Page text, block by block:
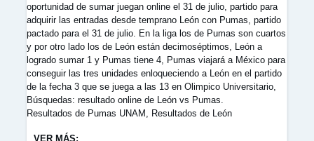
oportunidad de sumar juegan online el 31 de julio, partido para
adquirir las entradas desde temprano León con Pumas, partido
pactado para el 31 de julio. En la liga los de Pumas son cuartos
y por otro lado los de León están decimoséptimos, León a
logrado sumar 1 y Pumas tiene 4, Pumas viajará a México para
conseguir las tres unidades enloqueciendo a León en el partido
de la fecha 3 que se juega a las 13 en Olimpico Universitario,
Búsquedas: resultado online de León vs Pumas.
Resultados de Pumas UNAM, Resultados de León
VER MÁS: